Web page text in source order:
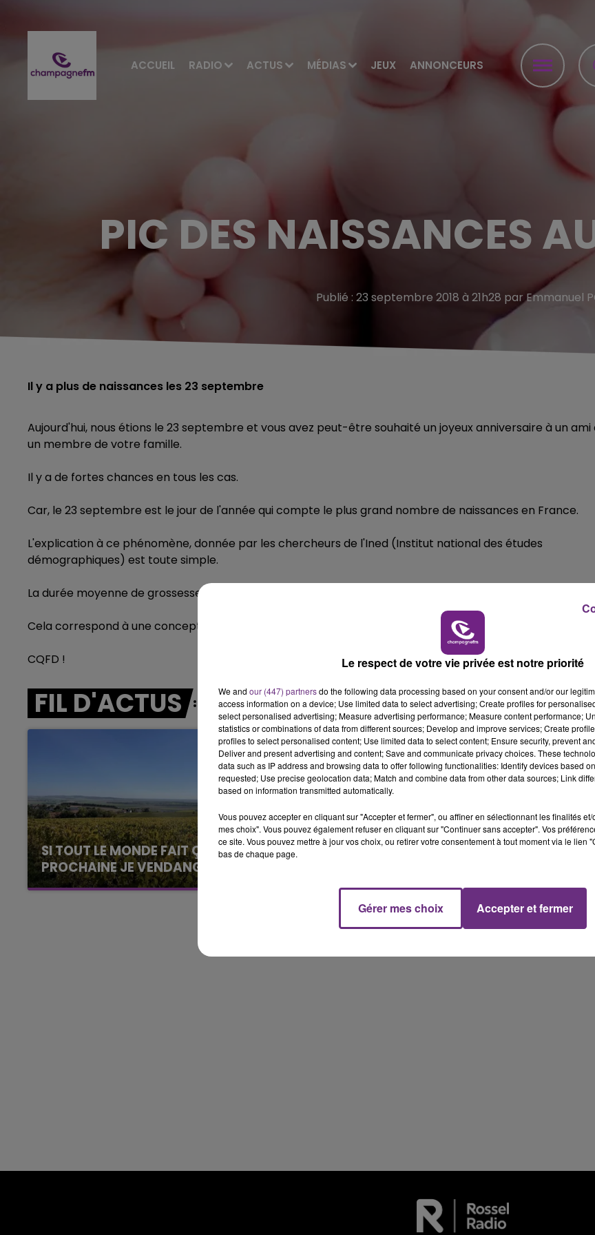
ACCUEIL RADIO ACTUS MÉDIAS JEUX ANNONCEURS
10h00 - 14h00
LE TICKET DE CAISSE
PIC DES NAISSANCES
Publié : 23 septembre 2018 à 21h28 par Emmanuel
Il y a plus de naissances les 23 septembre
Aujourd'hui, nous étions le 23 septembre et vous avez peut-être souhaité un joyeux anniversaire à un ami
un membre de votre famille.
Il y a de fortes chances en tous les cas.
Car, le 23 septembre est le jour de l'année qui compte le plus grand nombre de naissances en France.
L'explication à ce phénomène, donnée par les chercheurs de l'Ined (Institut national des études
démographiques) est toute simple.
La durée moyenne de grossesse est de 265 jours.
Cela correspond à une conception au 1er janvier, date où il y a deux fois de conceptions.
CQFD !
FIL D'ACTUS
SI TOUT LE MONDE FAIT ÇA, MOI L'ANNÉE
PROCHAINE JE VENDANGE EN...
La vendange en Champagne a débuté ce jeudi
L'INSPECTION DU TRAVAIL RAPPELLE
Alors que les dates de début des vendange
2026 s'est avéré être plus précoce que prévu,
l'inspection du Travail en profite pour
les conditions de...
14h00 - 15h00
La Radio Pop
Le respect de votre vie privée est notre priorité
We and our (447) partnersdo the following data processing based on your consent and/or our
access information on a device; Use limited data to select advertising; Create profiles for
select personalised advertising; Measure advertising performance; Measure content performance;
statistics or combinations of data from different sources; Develop and improve services; Create
profiles to select personalised content; Use limited data to select content; Ensure security, prevent
Deliver and present advertising and content; Save and communicate privacy choices. These
data such as IP address and browsing data to offer following functionalities: Identify devices based
requested; Use precise geolocation data; Match and combine data from other data sources; Link
based on information transmitted automatically.
Vous pouvez accepter en cliquant sur "Accepter et fermer", ou affiner en sélectionnant les finalités
mes choix". Vous pouvez également refuser en cliquant sur "Continuer sans accepter". Vos
ce site. Vous pouvez mettre à jour vos choix, ou retirer votre consentement à tout moment via le lien
bas de chaque page.
Gérer mes choix Accepter et fermer